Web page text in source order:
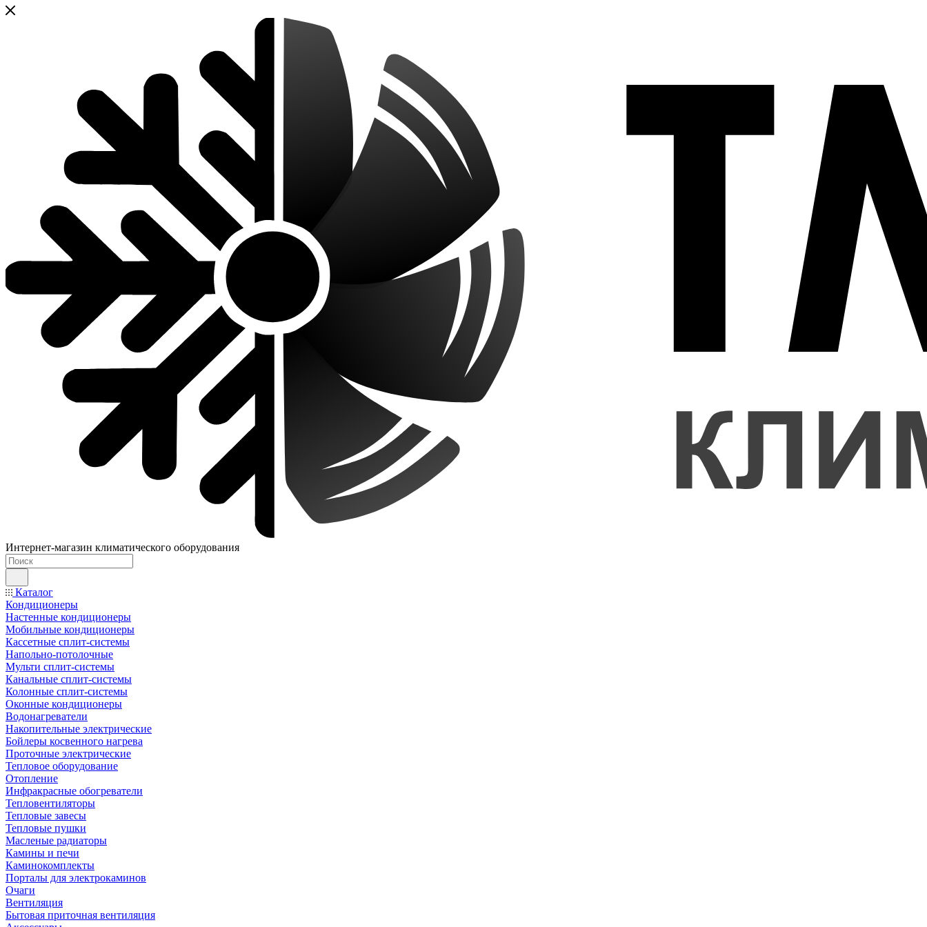
Интернет-магазин климатического оборудования
Каталог
Кондиционеры
Настенные кондиционеры
Мобильные кондиционеры
Кассетные сплит-системы
Напольно-потолочные
Мульти сплит-системы
Канальные сплит-системы
Колонные сплит-системы
Оконные кондиционеры
Водонагреватели
Накопительные электрические
Бойлеры косвенного нагрева
Проточные электрические
Тепловое оборудование
Отопление
Инфракрасные обогреватели
Тепловентиляторы
Тепловые завесы
Тепловые пушки
Масленые радиаторы
Камины и печи
Каминокомплекты
Порталы для электрокаминов
Очаги
Вентиляция
Бытовая приточная вентиляция